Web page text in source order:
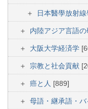
日本醫學放射
内陸アジア言語
大阪大学経済学
宗教と社会貢献
癌と人 [889]
母語・継承語・